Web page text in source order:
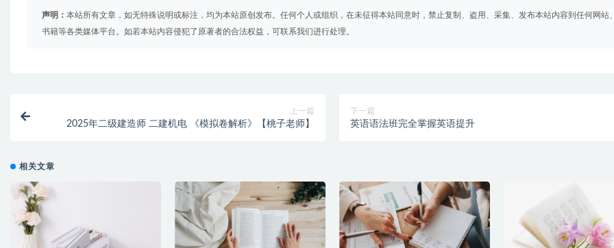
声明： 本站所有文章，如无特殊说明或标注，均为本站原创发布。任何个人或组织，在未征得本站同意时，禁止复制、盗用、采集、发布本站内容到任何网站、
书籍等各类媒体平台。如若本站内容侵犯了原著者的合法权益，可联系我们进行处理。
上一篇
2025年二级建造师 二建机电 《模拟卷解析》【桃子老师】
下一篇
英语语法班完全掌握英语提升
相关文章